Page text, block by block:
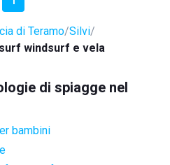
di Teramo Silvi
windsurf e vela
di spiagge nel
bambini